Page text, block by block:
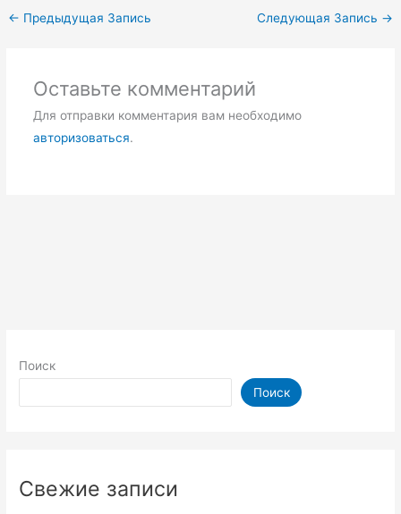
← Предыдущая Запись Следующая Запись →
Оставьте комментарий
Для отправки комментария вам необходимо
авторизоваться.
Поиск
Поиск
Свежие записи